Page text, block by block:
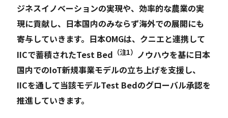
ジネスイノベーションの実現や、効率的な農業の実
現に貢献し、日本国内のみならず海外での展開にも
寄与していきます。日本OMGは、クニエと連携して
IICで蓄積されたTest Bed （注1） ノウハウを基に日本
国内でのIoT新規事業モデルの立ち上げを支援し、
IICを通して当該モデルTest Bedのグローバル承認を
推進していきます。